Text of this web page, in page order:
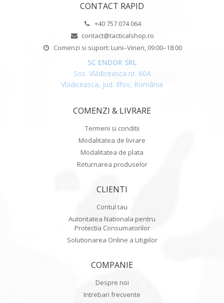
CONTACT RAPID
+40 757 074 064
contact@tacticalshop.ro
Comenzi si suport: Luni–Vineri, 09:00–18:00
SC ENDOR SRL
Sos. Vlădiceasca nr. 60A
Vlădiceasca, jud. Ilfov, România
COMENZI & LIVRARE
Termeni si conditii
Modalitatea de livrare
Modalitatea de plata
Returnarea produselor
CLIENTI
Contul tau
Autoritatea Nationala pentru
Protectia Consumatorilor
Solutionarea Online a Litigiilor
COMPANIE
Despre noi
Intrebari frecvente